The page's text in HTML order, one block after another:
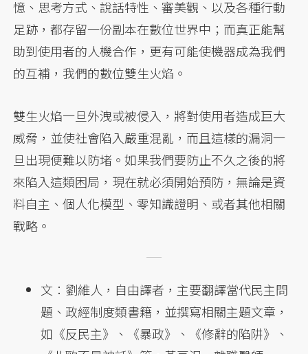
憶、思考方式、說話特性、審美觀、以及各種行動
足跡，都存留一份副本在數位世界中；而真正能幫
助到使用者的人機合作，更有可能使機器成為我們
的互補，我們的數位雙生火焰。
雙生火焰一旦外洩或被侵入，將對使用者造成巨大
威脅，並使社會陷入嚴重混亂，而且這樣的漏洞一
旦出現便難以防堵。如果我們要防止不久之後的將
來陷入這類困局，現在就必須開始預防，無論是資
料自主、個人化模型、零知識證明、或者其他相關
戰略。
文：劉維人，自由譯者，主要翻譯當代民主問
題、政經制度類書籍，並撰寫相關主題文章，
如《反民主》、《暴政》、《修辭的陷阱》、